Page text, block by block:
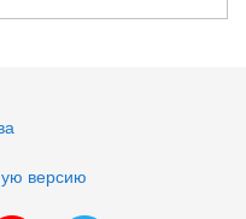
версию